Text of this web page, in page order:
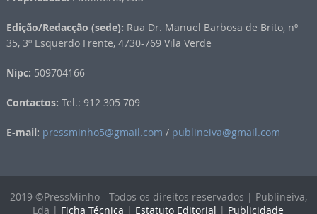
Edição/Redacção (sede): Rua Dr. Manuel Barbosa de Brito, nº
35, 3º Esquerdo Frente, 4730-769 Vila Verde
Nipc: 509704166
Contactos: Tel.: 912 305 709
E-mail: pressminho5@gmail.com / publineiva@gmail.com
2019 ©PressMinho - Todos os direitos reservados | Publineiva,
Lda | Ficha Técnica | Estatuto Editorial | Publicidade